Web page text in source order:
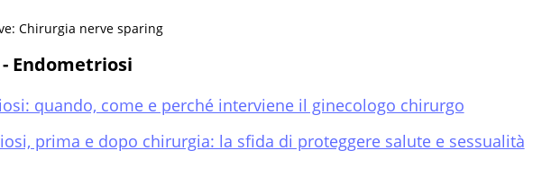
Chirurgia nerve sparing
Endometriosi
quando, come e perché interviene il ginecologo chirurgo
prima e dopo chirurgia: la sfida di proteggere salute e sessualità